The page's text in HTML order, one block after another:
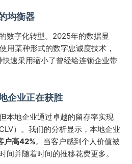
均衡器
数字化转型。2025年的数据显
用某种形式的数字忠诚度技术，
速采用缩小了曾经给连锁企业带
企业正在获胜
本地企业通过卓越的留存率实现
）。我们的分析显示，本地企业
户高42%。当客户感到个人价值被
间并随着时间的推移花费更多。